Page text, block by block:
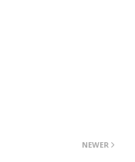
NEWER